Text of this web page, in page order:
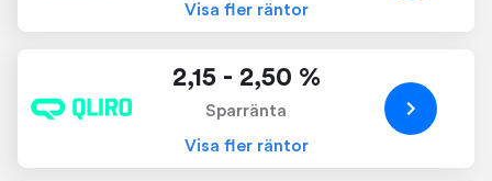
Visa fler räntor
2,15 - 2,50 %
Sparränta
Visa fler räntor